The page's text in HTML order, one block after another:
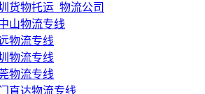
货物托运_物流公司
山物流专线
物流专线
物流专线
物流专线
直达物流专线